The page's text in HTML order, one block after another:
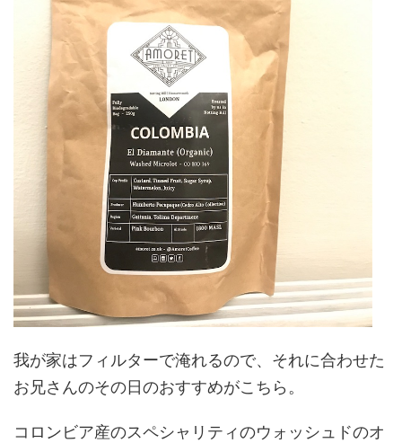
我が家はフィルターで淹れるので、それに合わせた
お兄さんのその日のおすすめがこちら。
コロンビア産のスペシャリティのウォッシュドのオ